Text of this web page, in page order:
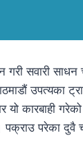
सवारी
उपत्यका
यो कारबाही
पक्राउ परेका